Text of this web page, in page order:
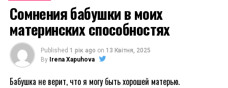
Сомнения бабушки в моих
материнских способностях
Published 1 рік ago on 13 Квітня, 2025
By Irena Xapuhova
Бабушка не верит, что я могу быть хорошей матерью.